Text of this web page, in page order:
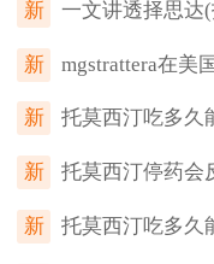
新 一文讲透择思达(托莫西汀)：
新 mgstrattera在美
新 托莫西汀吃多久
新 托莫西汀停药会
新 托莫西汀吃多久